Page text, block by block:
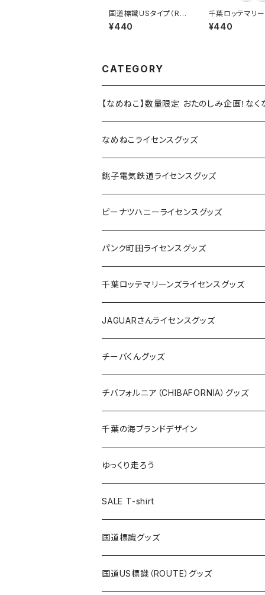
国道標識USタイプ（RO
UTE）ステッカー 425
号線（ホワイト）
¥440
千葉ロッテマリ
テッカー12
¥440
CATEGORY
【なめねこ】数量限定 おたのしみ企画！な
なめねこライセンスグッズ
Tシャツ
キャップ
ステッカー
缶バッジ
ホテルキーホルダー
銚子電気鉄道ライセンスグッズ
ステッカー
缶バッジ
アクリルキーホルダー
ホテルキーホルダー
クリアファイル
Tシャツ
キャップ
トートバッグ
ランチバッグ
エコバッグ
ピーナツハニーライセンスグッズ
Tシャツ
キャップ
バッグ
ステッカー
缶バッジ
キーホルダー
クリアファイル
パンク町田ライセンスグッズ
Tシャツ
キャップ
バッグ
ステッカー
缶バッジ
キーホルダー
クリアファイル
千葉ロッテマリーンズライセンスグッズ
ステッカー
ステッカー
ステッカー大
缶バッジ
缶バッジ32mm
缶バッジ54mm
エコバッグ
JAGUARさんコラボグッズ
Tシャツ
ステッカー
サコッシュ
ホテルキーホルダー
モーテルキーホルダー
トートバッグ
JAGUARさんライセンスグッズ
Tシャツ
ステッカー
缶バッジ
クリアファイル
マスク
エコバッグ
千葉ロッテマリーンズコラボ
チーバくんグッズ
Tシャツ
キャップ
エコバッグ
ステッカー
モーテルキーホルダー
ホテルキーホルダー
チバフォルニア（CHIBAFORNIA）グッズ
Tシャツ
キャップ
ステッカー
ホテルキーホルダー
千葉の海ブランドデザイン
Tシャツ
キャップ
ステッカー
ゆっくり走ろう
Tシャツ
ステッカー
ホテルキーホルダー
SALE T-shirt
国道標識グッズ
ステッカー
国道US標識（ROUTE）グッズ